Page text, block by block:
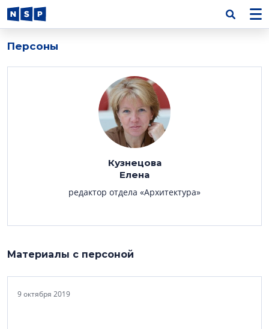
Персоны
Кузнецова
Елена
редактор отдела «Архитектура»
Материалы с персоной
9 октября 2019